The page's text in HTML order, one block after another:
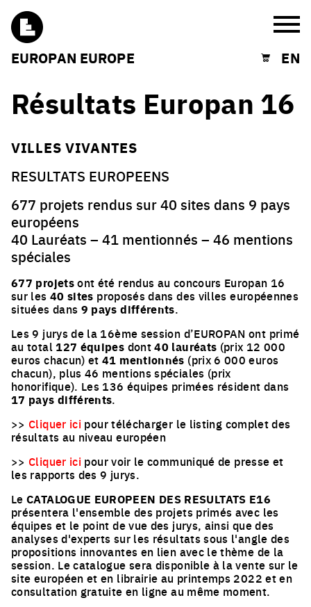
EUROPAN EUROPE Shopping cart
EN
Résultats Europan 16
VILLES VIVANTES
RESULTATS EUROPEENS
677 projets rendus sur 40 sites dans 9 pays
européens
40 Lauréats – 41 mentionnés – 46 mentions
spéciales
677 projetsont été rendus au concours Europan 16
sur les 40 sites proposés dans des villes européennes
situées dans 9 pays différents.
Les 9 jurys de la 16ème session d’EUROPAN ont primé
au total127 équipes dont40 lauréats (prix 12 000
euros chacun) et41 mentionnés (prix 6 000 euros
chacun), plus 46 mentions spéciales (prix
honorifique). Les 136 équipes primées résident dans
17 pays différents.
>>Cliquer ici pour télécharger le listing complet des
résultats au niveau européen
>>Cliquer ici pour voir le communiqué de presse et
les rapports des 9 jurys.
LeCATALOGUE EUROPEEN DES RESULTATS E16
présentera l'ensemble des projets primés avec les
équipes et le point de vue des jurys, ainsi que des
analyses d'experts sur les résultats sous l'angle des
propositions innovantes en lien avec le thème de la
session. Le catalogue sera disponible à la vente sur le
site européen et en librairie au printemps 2022 et en
consultation gratuite en ligne au même moment.